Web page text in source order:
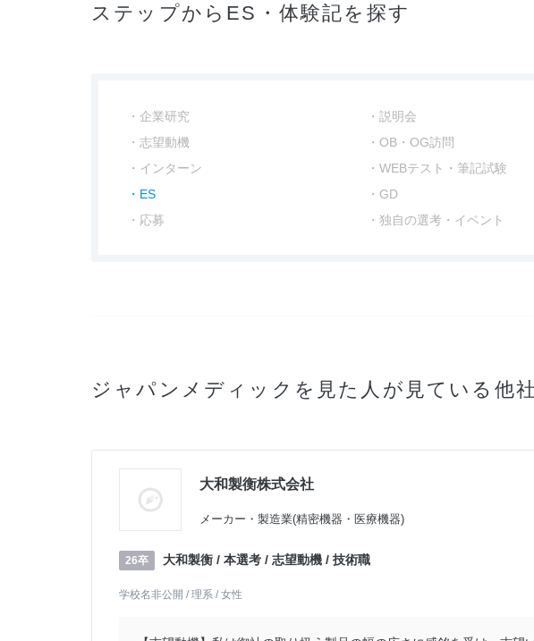
ステップからES・体験記を探す
企業研究
志望動機
インターン
ES
応募
説明会
OB・OG訪問
WEBテスト・筆記試験
GD
独自の選考・イベント
ジャパンメディックを見た人が見ている他
大和製衡株式会社
メーカー・製造業(精密機器・医療機器)
26卒 大和製衡 / 本選考 / 志望動機 / 技術職
学校名非公開 / 理系 / 女性